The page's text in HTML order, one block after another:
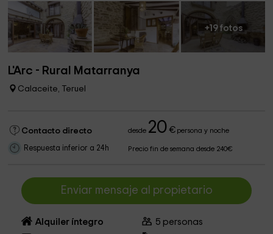
+19 fotos
L'Arc - Rural Matarranya
Calaceite, Teruel
Contacto directo desde 20 €persona y noche
Respuesta inferior a 24h Precio fin de semana desde 240€
Enviar mensaje al propietario
Alquiler íntegro 5 personas